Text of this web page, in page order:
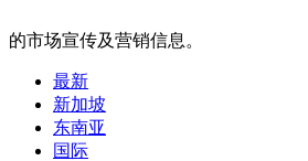
的市场宣传及营销信息。
最新
新加坡
东南亚
国际